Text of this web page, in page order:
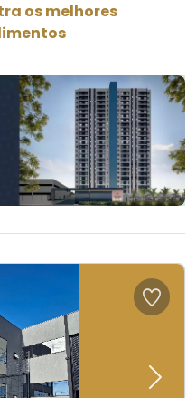
os melhores
Next